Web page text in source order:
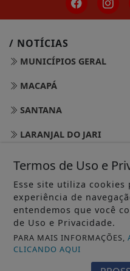
/ NOTÍCIAS
MUNICÍPIOS GERAL
MACAPÁ
SANTANA
LARANJAL DO JARI
OIAPOQUE
MAZAGÃO
PORTO GRANDE
PEDRA BRANCA DO
Termos de Uso e
Esse site utiliza cookies
experiência de
entendemos que você
de Uso e Privacidade.
PARA MAIS INFORMAÇÕES,
CLICANDO AQUI